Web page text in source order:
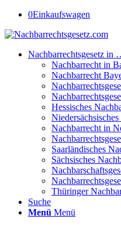
0Einkaufswagen
Nachbarrechtsgesetz in
Nachbarrecht in
Nachbarrecht
Hessisches
Nachbarrecht in
Saarländisches
Sächsisches
Thüringer
Suche
Menü Menü